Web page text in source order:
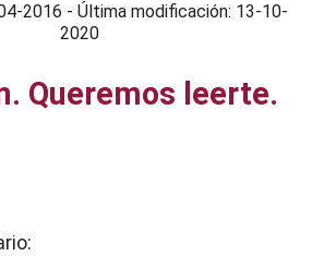
2016 - Última modificación: 13-10-
2020
Queremos leerte.